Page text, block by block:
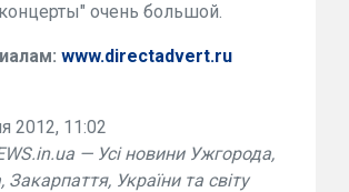
очень большой.
www.directadvert.ru
2012, 11:02
— Усі новини Ужгорода,
України та світу